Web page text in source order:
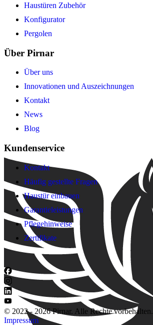
Haustüren Zubehör
Konfigurator
Pergolen
Über Pirnar
Über uns
Innovationen und Auszeichnungen
Kontakt
News
Blog
Kundenservice
Kontakt
Häufig gestellte Fragen
Haustür einbauen
Garantieleistungen
Pflegehinweise
Zertifikate
© 2022 - 2026 Pirnar. Alle Rechte vorbehalten.
Impressum